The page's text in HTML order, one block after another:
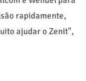
rapidamente,
ajudar o Zenit",